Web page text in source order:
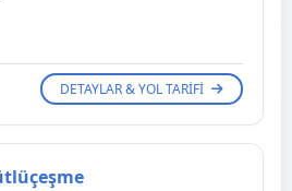
DETAYLAR & YOL TARIFI